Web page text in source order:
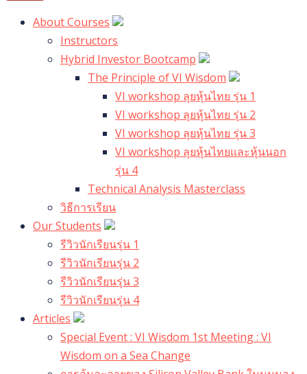
About Courses
Instructors
Hybrid Investor Bootcamp
The Principle of VI Wisdom
VI workshop ลุยหุ้นไทย รุ่น 1
VI workshop ลุยหุ้นไทย รุ่น 2
VI workshop ลุยหุ้นไทย รุ่น 3
VI workshop ลุยหุ้นไทยและหุ้นนอก
รุ่น 4
Technical Analysis Masterclass
วิธีการเรียน
Our Students
รีวิวนักเรียนรุ่น 1
รีวิวนักเรียนรุ่น 2
รีวิวนักเรียนรุ่น 3
รีวิวนักเรียนรุ่น 4
Articles
Special Event : VI Wisdom 1st Meeting : VI
Wisdom on a Sea Change